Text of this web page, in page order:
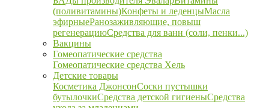
(поливитамины)Конфеты и леденцыМасла
эфирныеРанозаживляющие, повыш
регенерациюСредства для ванн (соли, пенки...)
Вакцины
Гомеопатические средства
Гомеопатические средства Хель
Детские товары
Косметика ДжонсонСоски пустышки
бутылочкиСредства детской гигиеныСредства